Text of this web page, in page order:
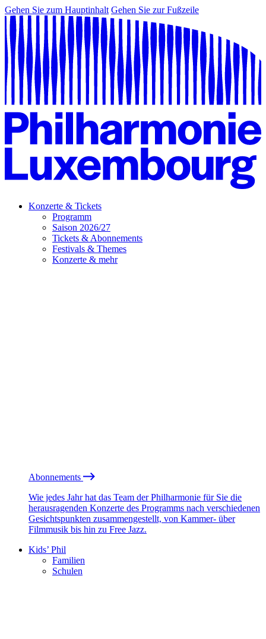
Gehen Sie zum Hauptinhalt Gehen Sie zur Fußzeile
Konzerte & Tickets
Programm
Saison 2026/27
Tickets & Abonnements
Festivals & Themes
Konzerte & mehr
Abonnements
Wie jedes Jahr hat das Team der Philharmonie für Sie die
herausragenden Konzerte des Programms nach verschiedenen
Gesichtspunkten zusammengestellt, von Kammer- über
Filmmusik bis hin zu Free Jazz.
Kids’ Phil
Familien
Schulen